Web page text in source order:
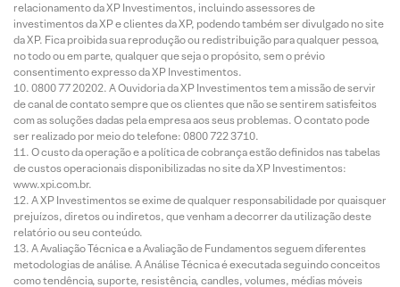
relacionamento da XP Investimentos, incluindo assessores de
investimentos da XP e clientes da XP, podendo também ser divulgado no site
da XP. Fica proibida sua reprodução ou redistribuição para qualquer pessoa,
no todo ou em parte, qualquer que seja o propósito, sem o prévio
consentimento expresso da XP Investimentos.
0800 77 20202. A Ouvidoria da XP Investimentos tem a missão de servir
de canal de contato sempre que os clientes que não se sentirem satisfeitos
com as soluções dadas pela empresa aos seus problemas. O contato pode
ser realizado por meio do telefone: 0800 722 3710.
O custo da operação e a política de cobrança estão definidos nas tabelas
de custos operacionais disponibilizadas no site da XP Investimentos:
www.xpi.com.br.
A XP Investimentos se exime de qualquer responsabilidade por quaisquer
prejuízos, diretos ou indiretos, que venham a decorrer da utilização deste
relatório ou seu conteúdo.
A Avaliação Técnica e a Avaliação de Fundamentos seguem diferentes
metodologias de análise. A Análise Técnica é executada seguindo conceitos
como tendência, suporte, resistência, candles, volumes, médias móveis